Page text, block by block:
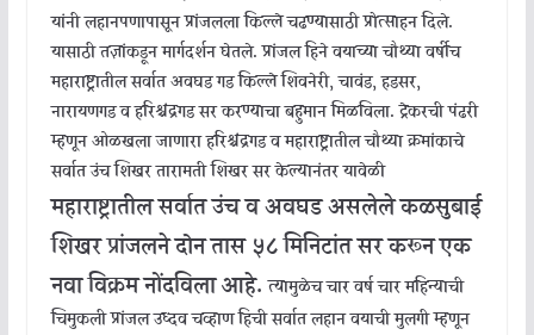
यांनी लहानपणापासून प्रांजलला किल्ले चढण्यासाठी प्रोत्साहन दिले.
यासाठी तज्ञांकडून मार्गदर्शन घेतले. प्रांजल हिने वयाच्या चौथ्या वर्षीच
महाराष्ट्रातील सर्वात अवघड गड किल्ले शिवनेरी, चावंड, हडसर,
नारायणगड व हरिश्चंद्रगड सर करण्याचा बहुमान मिळविला. ट्रेकरची पंढरी
म्हणून ओळखला जाणारा हरिश्चंद्रगड व महाराष्ट्रातील चौथ्या क्रमांकाचे
सर्वात उंच शिखर तारामती शिखर सर केल्यानंतर यावेळी
महाराष्ट्रातील सर्वात उंच व अवघड असलेले कळसुबाई
शिखर प्रांजलने दोन तास ५८ मिनिटांत सर करून एक
नवा विक्रम नोंदविला आहे.त्यामुळेच चार वर्ष चार महिन्याची
चिमुकली प्रांजल उध्दव चव्हाण हिची सर्वात लहान वयाची मुलगी म्हणून